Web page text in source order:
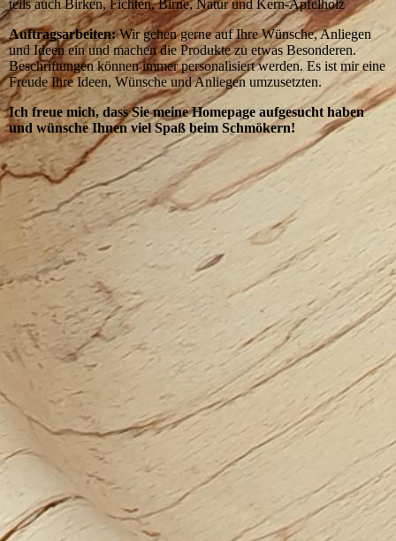
teils auch Birken, Fichten, Birne, Natur und Kern-Apfelholz
Auftragsarbeiten:Wir gehen gerne auf Ihre Wünsche, Anliegen
und Ideen ein und machen die Produkte zu etwas Besonderen.
Beschriftungen können immer personalisiert werden. Es ist mir eine
Freude Ihre Ideen, Wünsche und Anliegen umzusetzten.
Ich freue mich, dass Sie meine Homepage aufgesucht haben
und wünsche Ihnen viel Spaß beim Schmökern!